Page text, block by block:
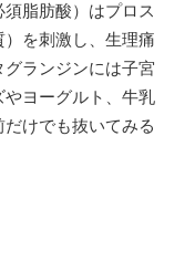
脂肪酸）はプロス
を刺激し、生理痛
ランジンには子宮
ヨーグルト、牛乳
けでも抜いてみる